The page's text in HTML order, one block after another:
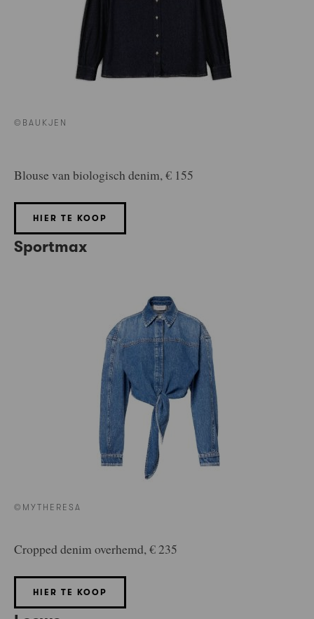
©BAUKJEN
Blouse van biologisch denim, € 155
HIER TE KOOP
Sportmax
©MYTHERESA
Cropped denim overhemd, € 235
HIER TE KOOP